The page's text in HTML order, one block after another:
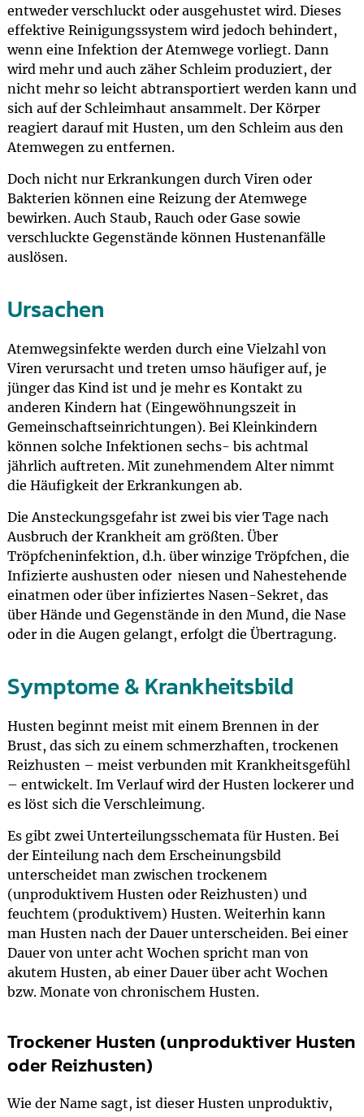
entweder verschluckt oder ausgehustet wird. Dieses
effektive Reinigungssystem wird jedoch behindert,
wenn eine Infektion der Atemwege vorliegt. Dann
wird mehr und auch zäher Schleim produziert, der
nicht mehr so leicht abtransportiert werden kann und
sich auf der Schleimhaut ansammelt. Der Körper
reagiert darauf mit Husten, um den Schleim aus den
Atemwegen zu entfernen.
Doch nicht nur Erkrankungen durch Viren oder
Bakterien können eine Reizung der Atemwege
bewirken. Auch Staub, Rauch oder Gase sowie
verschluckte Gegenstände können Hustenanfälle
auslösen.
Ursachen
Atemwegsinfekte werden durch eine Vielzahl von
Viren verursacht und treten umso häufiger auf, je
jünger das Kind ist und je mehr es Kontakt zu
anderen Kindern hat (Eingewöhnungszeit in
Gemeinschaftseinrichtungen). Bei Kleinkindern
können solche Infektionen sechs- bis achtmal
jährlich auftreten. Mit zunehmendem Alter nimmt
die Häufigkeit der Erkrankungen ab.
Die Ansteckungsgefahr ist zwei bis vier Tage nach
Ausbruch der Krankheit am größten. Über
Tröpfcheninfektion, d.h. über winzige Tröpfchen, die
Infizierte aushusten oder niesen und Nahestehende
einatmen oder über infiziertes Nasen-Sekret, das
über Hände und Gegenstände in den Mund, die Nase
oder in die Augen gelangt, erfolgt die Übertragung.
Symptome & Krankheitsbild
Husten beginnt meist mit einem Brennen in der
Brust, das sich zu einem schmerzhaften, trockenen
Reizhusten – meist verbunden mit Krankheitsgefühl
– entwickelt. Im Verlauf wird der Husten lockerer und
es löst sich die Verschleimung.
Es gibt zwei Unterteilungsschemata für Husten. Bei
der Einteilung nach dem Erscheinungsbild
unterscheidet man zwischen trockenem
(unproduktivem Husten oder Reizhusten) und
feuchtem (produktivem) Husten. Weiterhin kann
man Husten nach der Dauer unterscheiden. Bei einer
Dauer von unter acht Wochen spricht man von
akutem Husten, ab einer Dauer über acht Wochen
bzw. Monate von chronischem Husten.
Trockener Husten (unproduktiver Husten
oder Reizhusten)
Wie der Name sagt, ist dieser Husten unproduktiv,